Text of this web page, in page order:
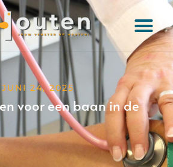
JUNI 24, 2025
voor een baan in de